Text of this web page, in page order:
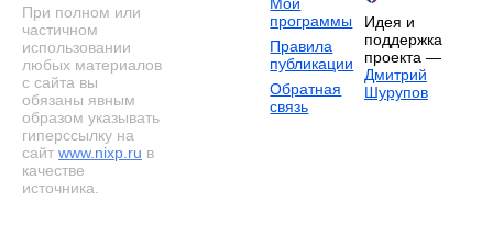
При полном или
частичном
использовании
любых материалов
с сайта вы
обязаны явным
образом указывать
гиперссылку на
сайт www.nixp.ru в
качестве
источника.
программы
Правила
публикации
Обратная
связь
Идея и
поддержка
проекта —
Дмитрий
Шурупов